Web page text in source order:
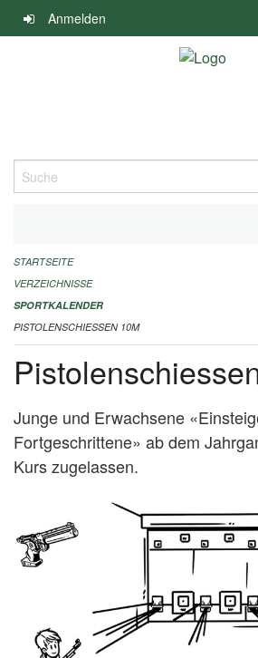
Navigation
überspringen
Anmelden
Suche
ALLGEMEINE INFORMATIONEN
FINANZIELLE UNTERSTÜTZUNG
KONTAKT
STARTSEITE
VERZEICHNISSE
SPORTKALENDER
PISTOLENSCHIESSEN 10M
Junge und Erwachsene
Fortgeschrittene» ab dem
Kurs zugelassen.